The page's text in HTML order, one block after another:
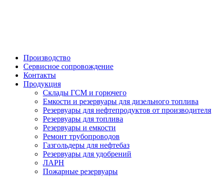
Производство
Сервисное сопровождение
Контакты
Продукция
Склады ГСМ и горючего
Емкости и резервуары для дизельного топлива
Резервуары для нефтепродуктов от производителя
Резервуары для топлива
Резервуары и емкости
Ремонт трубопроводов
Газгольдеры для нефтебаз
Резервуары для удобрений
ЛАРН
Пожарные резервуары